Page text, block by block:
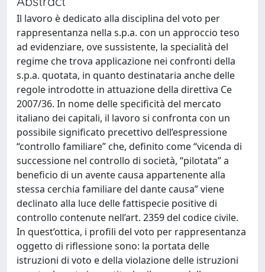
Il lavoro è dedicato alla disciplina del voto per
rappresentanza nella s.p.a. con un approccio teso
ad evidenziare, ove sussistente, la specialità del
regime che trova applicazione nei confronti della
s.p.a. quotata, in quanto destinataria anche delle
regole introdotte in attuazione della direttiva Ce
2007/36. In nome delle specificità del mercato
italiano dei capitali, il lavoro si confronta con un
possibile significato precettivo dell’espressione
“controllo familiare” che, definito come “vicenda di
successione nel controllo di società, “pilotata” a
beneficio di un avente causa appartenente alla
stessa cerchia familiare del dante causa” viene
declinato alla luce delle fattispecie positive di
controllo contenute nell’art. 2359 del codice civile.
In quest’ottica, i profili del voto per rappresentanza
oggetto di riflessione sono: la portata delle
istruzioni di voto e della violazione delle istruzioni